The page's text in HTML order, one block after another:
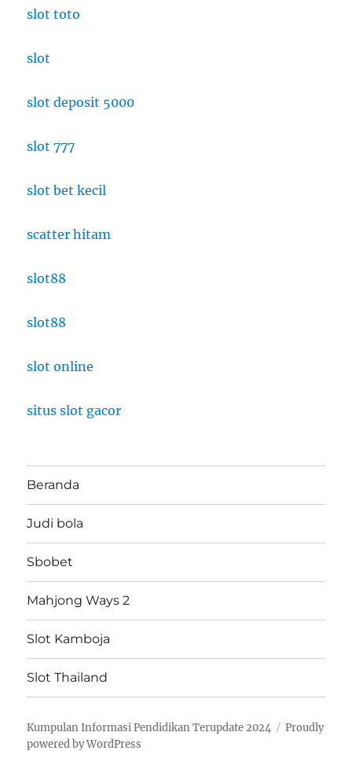
slot toto
slot
slot deposit 5000
slot 777
slot bet kecil
scatter hitam
slot88
slot88
slot online
situs slot gacor
Beranda
Judi bola
Sbobet
Mahjong Ways 2
Slot Kamboja
Slot Thailand
Kumpulan Informasi Pendidikan Terupdate 2024
Proudly
powered by WordPress